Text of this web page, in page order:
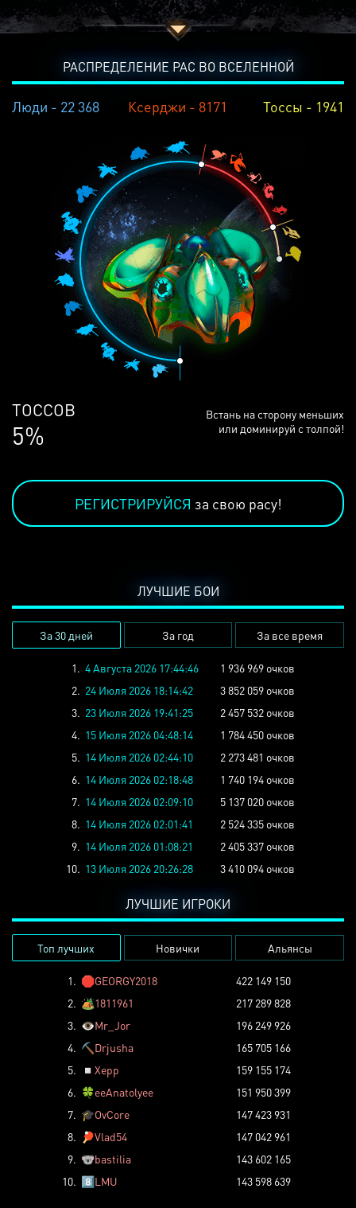
РАСПРЕДЕЛЕНИЕ РАС ВО ВСЕЛЕННОЙ
Люди - 22 368 Ксерджи - 8171 Тоссы - 1941
ЛЮДЕЙ
68%
Встань на сторону меньших
или доминируй с толпой!
РЕГИСТРИРУЙСЯ за свою расу!
ЛУЧШИЕ БОИ
За 30 дней За год За все время
1. 4 Августа 2026 17:44:46
1 936 969 очков
2. 24 Июля 2026 18:14:42
3 852 059 очков
3. 23 Июля 2026 19:41:25
2 457 532 очков
4. 15 Июля 2026 04:48:14
1 784 450 очков
5. 14 Июля 2026 02:44:10
2 273 481 очков
6. 14 Июля 2026 02:18:48
1 740 194 очков
7. 14 Июля 2026 02:09:10
5 137 020 очков
8. 14 Июля 2026 02:01:41
2 524 335 очков
9. 14 Июля 2026 01:08:21
2 405 337 очков
10. 13 Июля 2026 20:26:28 3 410 094 очков
ЛУЧШИЕ ИГРОКИ
Топ лучших Новички Альянсы
1. 🛑GEORGY2018
422 149 150
2. 🏕️1811961
217 289 828
3. 👁️Mr_Jor
196 249 926
4. ⛏️ Drjusha
165 705 166
5.
◽ Xepp
159 155 174
6. 🍀eeAnatolyee
151 950 399
7. 🎓OvCore
147 423 931
8.
🏓Vlad54
147 042 961
9. 🐨bastilia
143 602 165
10. 8️⃣LMU 143 598 639